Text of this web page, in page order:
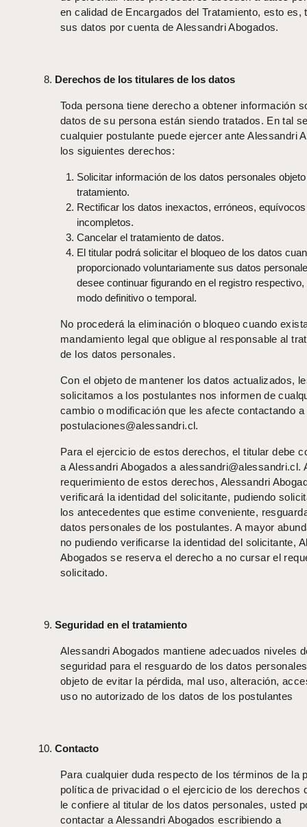
en calidad de Encargados del Tratamiento, esto es,
sus datos por cuenta de Alessandri Abogados.
Derechos de los titulares de los datos
Toda persona tiene derecho a obtener información
datos de su persona están siendo tratados. En tal
cualquier postulante puede ejercer ante Alessandri
los siguientes derechos:
Solicitar información de los datos personales
tratamiento.
Rectificar los datos inexactos, erróneos,
incompletos.
Cancelar el tratamiento de datos.
El titular podrá solicitar el bloqueo de los datos
proporcionado voluntariamente sus datos
desee continuar figurando en el registro respectivo,
modo definitivo o temporal.
No procederá la eliminación o bloqueo cuando
mandamiento legal que obligue al responsable al
de los datos personales.
Con el objeto de mantener los datos actualizados,
solicitamos a los postulantes nos informen de
cambio o modificación que les afecte contactando a
postulaciones@alessandri.cl.
Para el ejercicio de estos derechos, el titular debe
a Alessandri Abogados a alessandri@alessandri.cl.
requerimiento de estos derechos, Alessandri
verificará la identidad del solicitante, pudiendo
los antecedentes que estime conveniente,
datos personales de los postulantes. A mayor
no pudiendo verificarse la identidad del solicitante,
Abogados se reserva el derecho a no cursar el
solicitado.
Seguridad en el tratamiento
Alessandri Abogados mantiene adecuados niveles
seguridad para el resguardo de los datos
objeto de evitar la pérdida, mal uso, alteración,
uso no autorizado de los datos de los postulantes
Contacto
Para cualquier duda respecto de los términos de la
política de privacidad o el ejercicio de los derechos
le confiere al titular de los datos personales, usted
contactar a Alessandri Abogados escribiendo a